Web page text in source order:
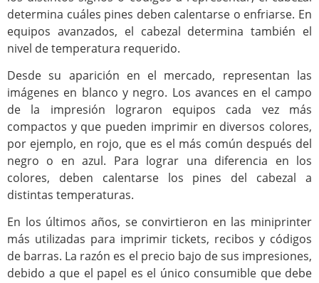
determina cuáles pines deben calentarse o enfriarse. En
equipos avanzados, el cabezal determina también el
nivel de temperatura requerido.
Desde su aparición en el mercado, representan las
imágenes en blanco y negro. Los avances en el campo
de la impresión lograron equipos cada vez más
compactos y que pueden imprimir en diversos colores,
por ejemplo, en rojo, que es el más común después del
negro o en azul. Para lograr una diferencia en los
colores, deben calentarse los pines del cabezal a
distintas temperaturas.
En los últimos años, se convirtieron en las miniprinter
más utilizadas para imprimir tickets, recibos y códigos
de barras. La razón es el precio bajo de sus impresiones,
debido a que el papel es el único consumible que debe